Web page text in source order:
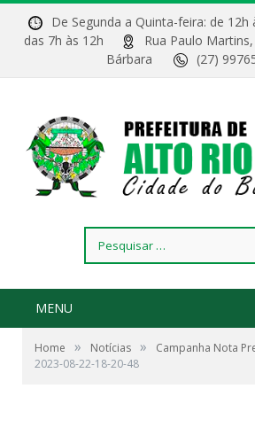
De Segunda a Quinta-feira: de 12h
das 7h às 12h
Rua Paulo
Bárbara
(27)
por:
MENU
Home » Notícias » Campanha Nota
2023-08-22-18-20-48